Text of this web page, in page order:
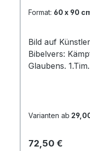
Format: 60 x 90
Bild auf
Bibelvers:
Glaubens.
Sperrgut in
Varianten ab
Regulärer Preis:
72,50 €